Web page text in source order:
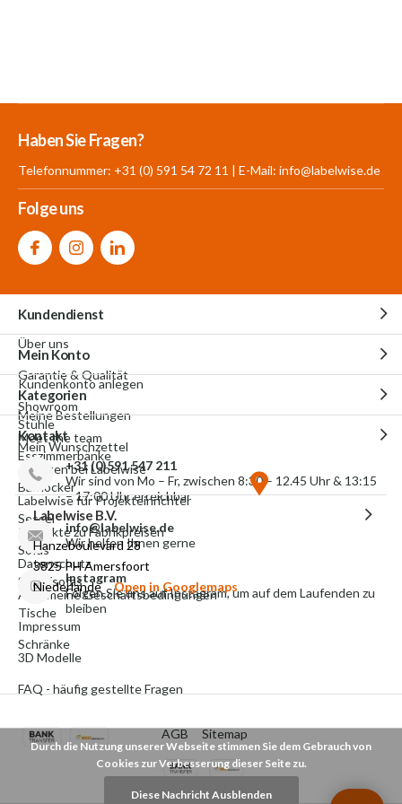
Mehr als 30.000
Haben Sie Fragen?
Telefonnummer: +31 (0) 591 54 72 11 | E-Mail: info@labelwise.de
Folge uns
Kundendienst
Über uns
Garantie & Qualität
Showroom
Meet the team
Arbeiten bei Labelwise
Labelwise für Projekteinrichter
Produkte zu Fabrikpreisen
Datenschutz
Allgemeine Geschäftsbedingungen
Impressum
3D Modelle
FAQ - häufig gestellte Fragen
Mein Konto
Kundenkonto anlegen
Meine Bestellungen
Mein Wunschzettel
Kategorien
Stühle
Esszimmerbänke
Barhocker
Sessel
Sofas
Schlafsofas
Tische
Schränke
Kontakt
+31 (0)591 547 211
Wir sind von Mo – Fr, zwischen 8:30 – 12.45 Uhr & 13:15
– 17:00 Uhr erreichbar
info@labelwise.de
Wir helfen Ihnen gerne
Instagram
Folgen Sie uns auf Instagram, um auf dem Laufenden zu
bleiben
Labelwise B.V.
Hanzeboulevard 28
3825 PH Amersfoort
Niederlande
Open in Googlemaps
AGB Sitemap
Durch die Nutzung unserer Webseite stimmen Sie dem Gebrauch von
Cookies zur Verbesserung dieser Seite zu.
Diese Nachricht Ausblenden